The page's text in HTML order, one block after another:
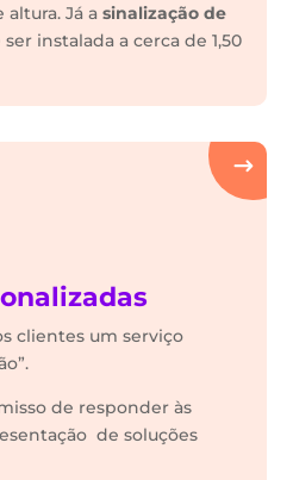
altura. Já asinalização de
instalada a cerca de 1,50
clientes um serviço
de responder às
de soluções